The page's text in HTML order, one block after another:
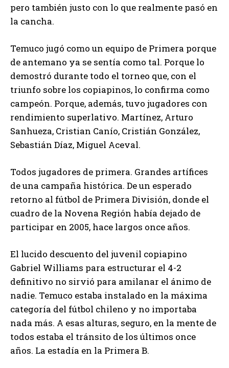
pero también justo con lo que realmente pasó en
la cancha.
Temuco jugó como un equipo de Primera porque
de antemano ya se sentía como tal. Porque lo
demostró durante todo el torneo que, con el
triunfo sobre los copiapinos, lo confirma como
campeón. Porque, además, tuvo jugadores con
rendimiento superlativo. Martínez, Arturo
Sanhueza, Cristian Canío, Cristián González,
Sebastián Díaz, Miguel Aceval.
Todos jugadores de primera. Grandes artífices
de una campaña histórica. De un esperado
retorno al fútbol de Primera División, donde el
cuadro de la Novena Región había dejado de
participar en 2005, hace largos once años.
El lucido descuento del juvenil copiapino
Gabriel Williams para estructurar el 4-2
definitivo no sirvió para amilanar el ánimo de
nadie. Temuco estaba instalado en la máxima
categoría del fútbol chileno y no importaba
nada más. A esas alturas, seguro, en la mente de
todos estaba el tránsito de los últimos once
años. La estadía en la Primera B.